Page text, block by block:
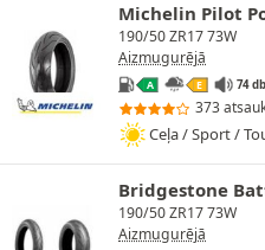
Michelin Pilot
190/50 ZR17 73W
Aizmugurējā
A E 74 db
373
Ceļa / Sport /
Bridgestone
190/50 ZR17 73W
Aizmugurējā